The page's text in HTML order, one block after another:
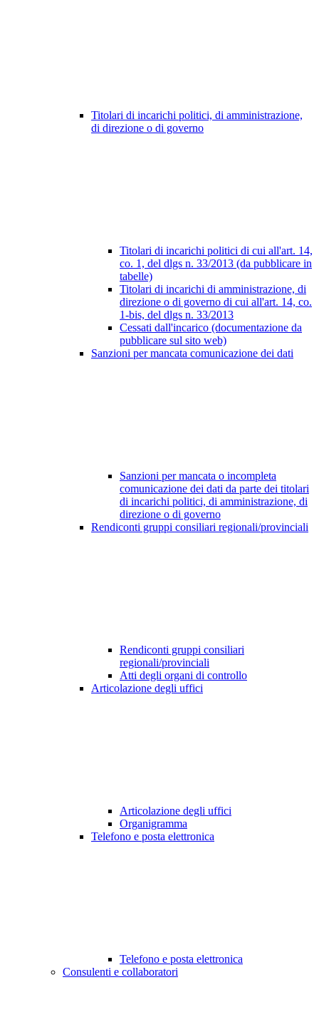
Titolari di incarichi politici, di amministrazione,
di direzione o di governo
Titolari di incarichi politici di cui all'art. 14,
co. 1, del dlgs n. 33/2013 (da pubblicare in
tabelle)
Titolari di incarichi di amministrazione, di
direzione o di governo di cui all'art. 14, co.
1-bis, del dlgs n. 33/2013
Cessati dall'incarico (documentazione da
pubblicare sul sito web)
Sanzioni per mancata comunicazione dei dati
Sanzioni per mancata o incompleta
comunicazione dei dati da parte dei titolari
di incarichi politici, di amministrazione, di
direzione o di governo
Rendiconti gruppi consiliari regionali/provinciali
Rendiconti gruppi consiliari
regionali/provinciali
Atti degli organi di controllo
Articolazione degli uffici
Articolazione degli uffici
Organigramma
Telefono e posta elettronica
Telefono e posta elettronica
Consulenti e collaboratori